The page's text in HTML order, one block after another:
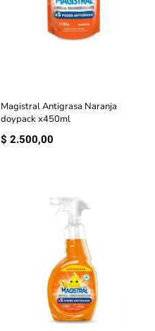
Magistral Antigrasa Naranja
doypack x450ml
$ 2.500,00